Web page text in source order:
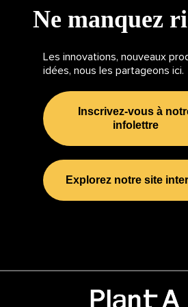
Ne manquez
Les innovations, nouveaux
idées, nous les partageons ici.
Inscrivez-vous à
infolettre
Explorez notre site